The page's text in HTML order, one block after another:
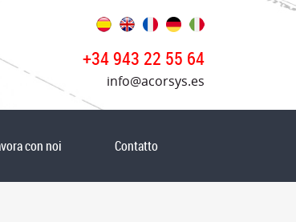
+34 943 22 55 64
info@acorsys.es
con noi Contatto